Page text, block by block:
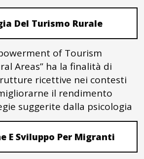
Del Turismo Rurale
of Tourism
Areas” ha la finalità di
ricettive nei contesti
il rendimento
suggerite dalla psicologia
E Sviluppo Per Migranti